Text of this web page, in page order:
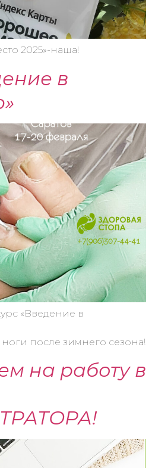
2025»-наша!
в
«Введение в
ноги после зимнего сезона!
на работу в